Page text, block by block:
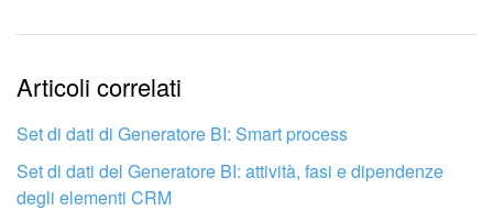
Le informazioni sono obsolete.
Troppo breve, ho bisogno di maggiori informazioni.
Non mi soddisfa come funziona questo strumento
Articoli correlati
Set di dati di Generatore BI: Smart process
Set di dati del Generatore BI: attività, fasi e dipendenze
degli elementi CRM